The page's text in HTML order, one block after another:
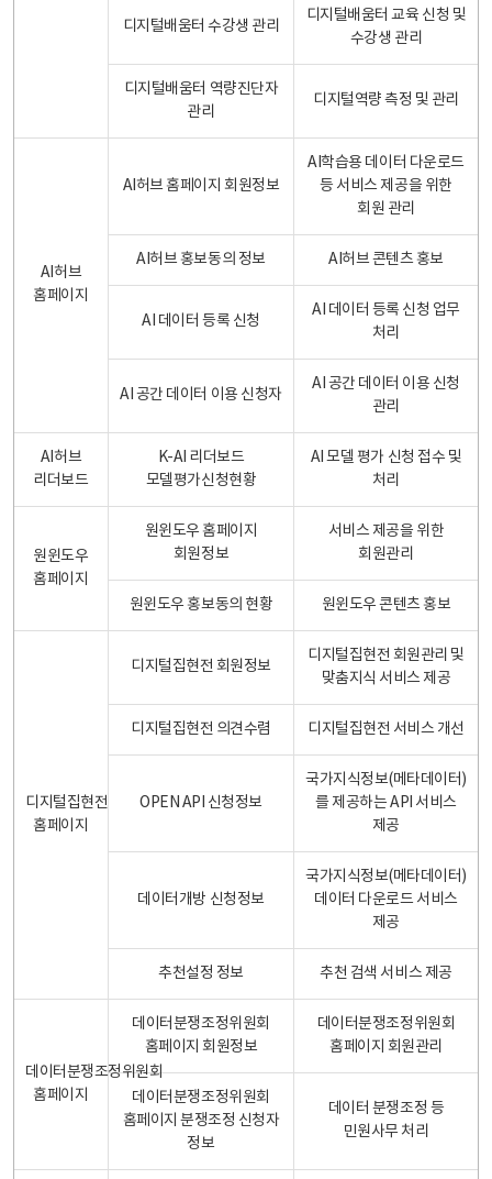
디지털배움터 수강생 관리
디지털배움터 교육 신청 및
수강생 관리
디지털배움터 역량진단자
관리
디지털역량 측정 및 관리
AI허브
홈페이지
AI허브 홈페이지 회원정보
AI학습용 데이터 다운로드
등 서비스 제공을 위한
회원 관리
AI허브 홍보동의 정보 AI허브 콘텐츠 홍보
AI 데이터 등록 신청
AI 데이터 등록 신청 업무
처리
AI 공간 데이터 이용 신청자
AI 공간 데이터 이용 신청
관리
AI허브
리더보드
K-AI 리더보드
모델평가신청현황
AI 모델 평가 신청 접수 및
처리
원윈도우
홈페이지
원윈도우 홈페이지
회원정보
서비스 제공을 위한
회원관리
원윈도우 홍보동의 현황 원윈도우 콘텐츠 홍보
디지털집현전
홈페이지
디지털집현전 회원정보
디지털집현전 회원관리 및
맞춤지식 서비스 제공
디지털집현전 의견수렴 디지털집현전 서비스 개선
OPEN API 신청정보
국가지식정보(메타데이터)
를 제공하는 API 서비스
제공
데이터개방 신청정보
국가지식정보(메타데이터)
데이터 다운로드 서비스
제공
추천설정 정보 추천 검색 서비스 제공
데이터분쟁조정위원회
홈페이지
데이터분쟁조정위원회
홈페이지 회원정보
데이터분쟁조정위원회
홈페이지 회원관리
데이터분쟁조정위원회
홈페이지 분쟁조정 신청자
정보
데이터 분쟁조정 등
민원사무 처리